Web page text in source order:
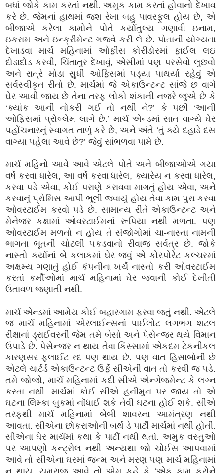
બધાં જોકે કામ કરતાં નથી. અમુક કામ કરતાં હોવાનો દેખાવ
કરે છે. જેમનાં હાથમાં જશ રેખા બહુ પાવરફુલ હોય છે, એ
બીજાએ કરેલા કામોને પોતે કર્યાતુલ્ય ગણાવી ઇનામ,
ઇકરામ અને ઇન્ક્રીમેન્ટ ગજવે કરી લે છે. પોતાની યોગ્યતા
દેખાડવા માર્ચ મહિનામાં ઓફીસ કોરીડોરમાં ફાઈલ લઇ
દોડાદોડ કરવી, ચિંતાતુર દેખાવું, એસીમાં પણ પરસેવો લુછવો
અને રાત્રે મોડા સુધી ઓફિસમાં પડ્યા પાથર્યા રહેવું એ
સર્વસ્વીકૃત રીતો છે. માર્ચમાં જે એકાઉન્ટન્ટ સાંજે છ વાગે
ઘેર આવી જાય છે તેના તરફ લોકો શંકાની નજરે જુએ છે કે
‘ક્યાંક આની નોકરી ગઈ તો નથી ને?’ કે પછી ‘આની
ઓફિસમાં પ્રોબ્લેમ લાગે છે.’ માર્ચ એન્ડમાં સાત વાગ્યે ઘેર
પહોંચનારનું સ્વાગત તાળું કરે છે, અને અંતે ‘તું ક્યે દહાડે દસ
વાગ્યા પહેલા આવે છે?’ જેવું સાંભળવા પામે છે.
માર્ચ મહિનો આવે આવે એટલે પોતે અને બીજાઓએ ગયા
વર્ષે કરવા ધારેલ, આ વર્ષે કરવા ધારેલ, ક્યારેય ન કરવા ધારેલ,
કરવા પડે એવા, કોઈ પરાણે કરાવવા માગતું હોય એવા, અને
કરવાનું પ્રોમિસ આપી ભૂલી જવાયું હોય તેવા કામ પુરા કરવા
ઓવરટાઈમ કરવો પડે છે. સામાન્ય રીતે એકાઉન્ટન્ટ અને
મેનેજર કક્ષામાં ઓવરટાઈમનાં રૂપિયા નથી મળતા. પણ
ઓવરટાઈમ મળતો ન હોય તે સંજોગોમાં ચા-નાસ્તા નામની
ભાગતા ભૂતની ચોટલી પકડવાનો રીવાજ સર્વત્ર છે. જોકે
નાસ્તો કર્યાનાં બે કલાકમાં ઘેર જવું એ કોરપોરેટ કલ્ચરમાં
અક્ષમ્ય ગણાતું હોઈ કંપનીના ખર્ચે નાસ્તો કરી ઓવરટાઈમ
કરતાં કર્મીઓમાં માર્ચ મહિનામાં ઘેર જવાની કોઈ દેખીતી
ઉતાવળ જણાતી નથી.
માર્ચ એન્ડમાં આમેય કોઈ બહારગામ ફરવા જતું નથી. એટલે
જ માર્ચ મહિનામાં એરલાઈન્સનાં પાઈલોટ લગભગ શટલ
રીક્ષાનાં ડ્રાઈવરની જેમ તમે બેસો અને પેસેન્જર થયે વિમાન
ઉપાડે છે. પેસેન્જર ન થાય તેવા કિસ્સામાં એકદમ ટેકનીકલ
કારણસર ફ્લાઈટ રદ પણ થાય છે. પણ વાત હિસાબોની છે
એટલે ચાર્ટર્ડ એકાઉન્ટન્ટ ઉર્ફે સીએની વાત તો કરવી જ પડે.
તમે જોજો, માર્ચ મહિનામાં કદી સીએ એન્ગેજમેન્ટ કે લગ્ન
કરતા નથી. માર્ચમાં કોઈ સીએ હનીમુન પર જાય તો એ
ઘટના લિમ્કા બુકમાં નોંધાઈ શકે તેવી ઘટના હોઈ શકે. સીએ
તરફથી માર્ચ મહિનામાં બેબી શાવરના આમંત્રણ નથી
આવતા. સીએના છોકરાઓની બર્થ ડે પાર્ટી માર્ચમાં નથી હોતી.
સીએના ઘેર માર્ચમાં કથા કે પાર્ટી નથી થતાં. અમુક વસ્તુઓ
પર આપણો કન્ટ્રોલ નથી અન્યથા જો ચોઈસ આપવામાં
આવે તો સીએના ઘરમાં જન્મ અને મરણ પણ માર્ચ મહિનામાં